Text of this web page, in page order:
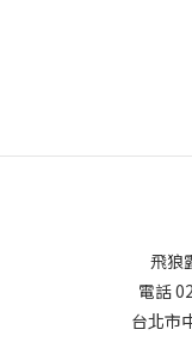
飛狼
電話
台北市